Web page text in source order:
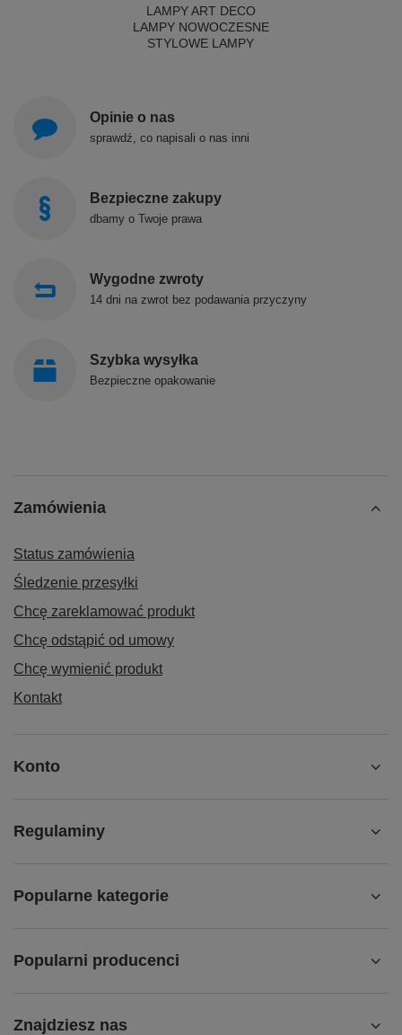
LAMPY ART DECO
LAMPY NOWOCZESNE
STYLOWE LAMPY
Opinie o nas
sprawdź, co napisali o nas inni
Bezpieczne zakupy
dbamy o Twoje prawa
Wygodne zwroty
14 dni na zwrot bez podawania przyczyny
Szybka wysyłka
Bezpieczne opakowanie
Zamówienia
Status zamówienia
Śledzenie przesyłki
Chcę zareklamować produkt
Chcę odstąpić od umowy
Chcę wymienić produkt
Kontakt
Konto
Regulaminy
Popularne kategorie
Popularni producenci
Znajdziesz nas